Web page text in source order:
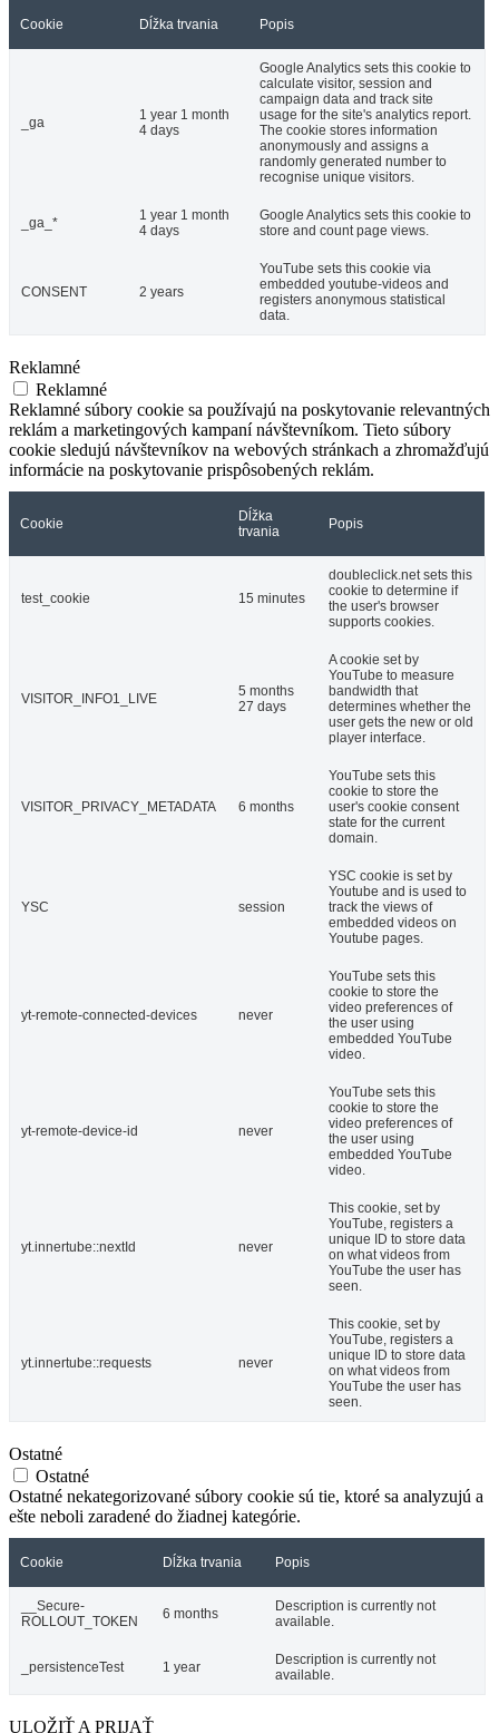
Cookie Dĺžka trvania Popis
_ga
1 year 1 month
4 days
Google Analytics sets this cookie to
calculate visitor, session and
campaign data and track site
usage for the site's analytics report.
The cookie stores information
anonymously and assigns a
randomly generated number to
recognise unique visitors.
_ga_*
1 year 1 month
4 days
Google Analytics sets this cookie to
store and count page views.
CONSENT 2 years
YouTube sets this cookie via
embedded youtube-videos and
registers anonymous statistical
data.
Reklamné
Reklamné
Reklamné súbory cookie sa používajú na poskytovanie relevantných
reklám a marketingových kampaní návštevníkom. Tieto súbory
cookie sledujú návštevníkov na webových stránkach a zhromažďujú
informácie na poskytovanie prispôsobených reklám.
Cookie
Dĺžka
trvania
Popis
test_cookie 15 minutes
doubleclick.net sets this
cookie to determine if
the user's browser
supports cookies.
VISITOR_INFO1_LIVE
5 months
27 days
A cookie set by
YouTube to measure
bandwidth that
determines whether the
user gets the new or old
player interface.
VISITOR_PRIVACY_METADATA 6 months
YouTube sets this
cookie to store the
user's cookie consent
state for the current
domain.
YSC session
YSC cookie is set by
Youtube and is used to
track the views of
embedded videos on
Youtube pages.
yt-remote-connected-devices never
YouTube sets this
cookie to store the
video preferences of
the user using
embedded YouTube
video.
yt-remote-device-id never
YouTube sets this
cookie to store the
video preferences of
the user using
embedded YouTube
video.
yt.innertube::nextId never
This cookie, set by
YouTube, registers a
unique ID to store data
on what videos from
YouTube the user has
seen.
yt.innertube::requests never
This cookie, set by
YouTube, registers a
unique ID to store data
on what videos from
YouTube the user has
seen.
Ostatné
Ostatné
Ostatné nekategorizované súbory cookie sú tie, ktoré sa analyzujú a
ešte neboli zaradené do žiadnej kategórie.
Cookie Dĺžka trvania Popis
__Secure-
ROLLOUT_TOKEN
6 months
Description is currently not
available.
_persistenceTest 1 year
Description is currently not
available.
ULOŽIŤ A PRIJAŤ